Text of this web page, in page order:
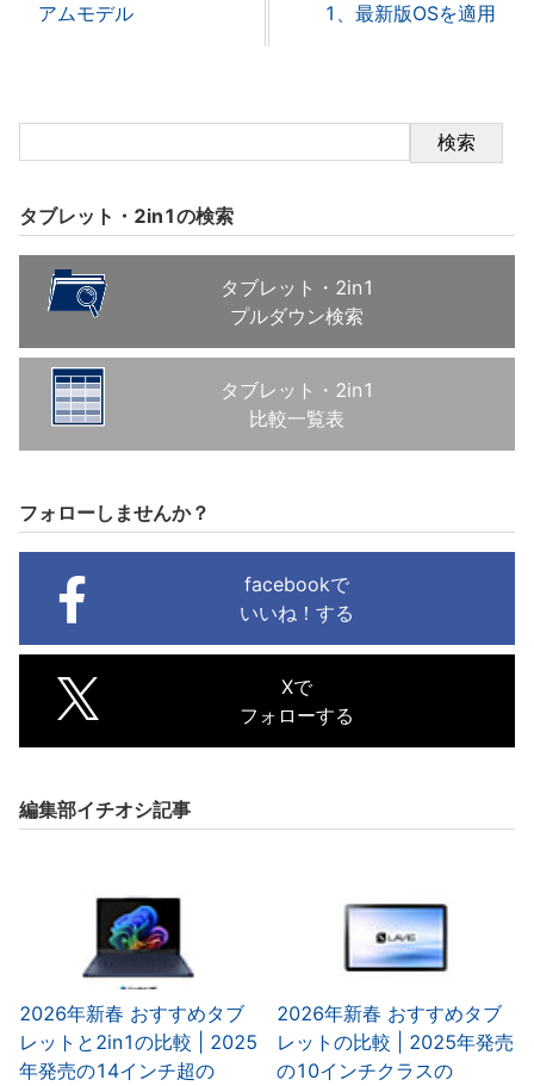
アムモデル
1、最新版OSを適用
検索
タブレット・2in1の検索
タブレット・2in1
プルダウン検索
タブレット・2in1
比較一覧表
フォローしませんか？
facebookで
いいね！する
Xで
フォローする
編集部イチオシ記事
2026年新春 おすすめタブ
レットと2in1の比較 | 2025
年発売の14インチ超の
2026年新春 おすすめタブ
レットの比較 | 2025年発売
の10インチクラスの